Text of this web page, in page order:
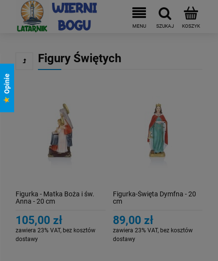
Figury Świętych
Figurka - Matka Boża i św.
Anna - 20 cm
105,00 zł
zawiera 23% VAT, bez kosztów
dostawy
Figurka-Święta Dymfna - 20
cm
89,00 zł
zawiera 23% VAT, bez kosztów
dostawy
Opinie